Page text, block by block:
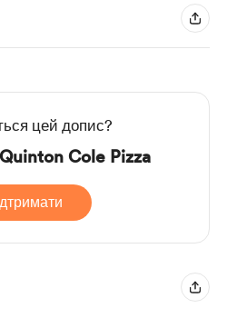
цей допис?
Cole Pizza